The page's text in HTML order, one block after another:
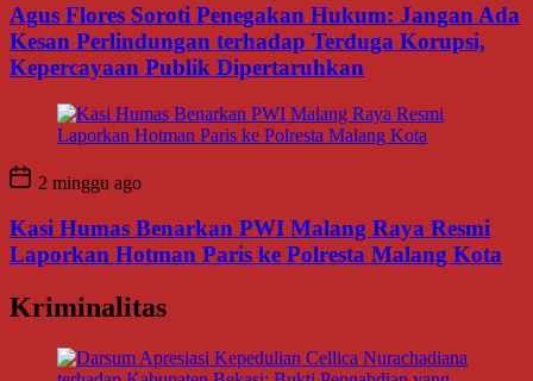
Agus Flores Soroti Penegakan Hukum: Jangan Ada
Kesan Perlindungan terhadap Terduga Korupsi,
Kepercayaan Publik Dipertaruhkan
2 minggu ago
Kasi Humas Benarkan PWI Malang Raya Resmi
Laporkan Hotman Paris ke Polresta Malang Kota
Kriminalitas